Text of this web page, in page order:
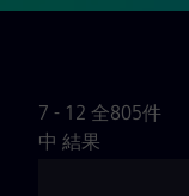
7 - 12 全805件
中 結果